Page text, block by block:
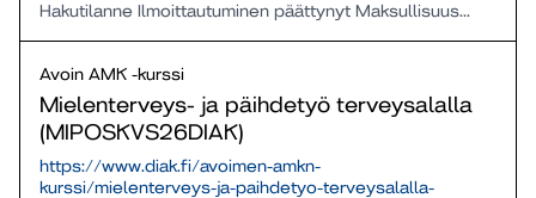
Hakutilanne Ilmoittautuminen päättynyt Maksullisuus...
Avoin AMK -kurssi
Mielenterveys- ja päihdetyö terveysalalla
(MIPOSKVS26DIAK)
https://www.diak.fi/avoimen-amkn-
kurssi/mielenterveys-ja-paihdetyo-terveysalalla-